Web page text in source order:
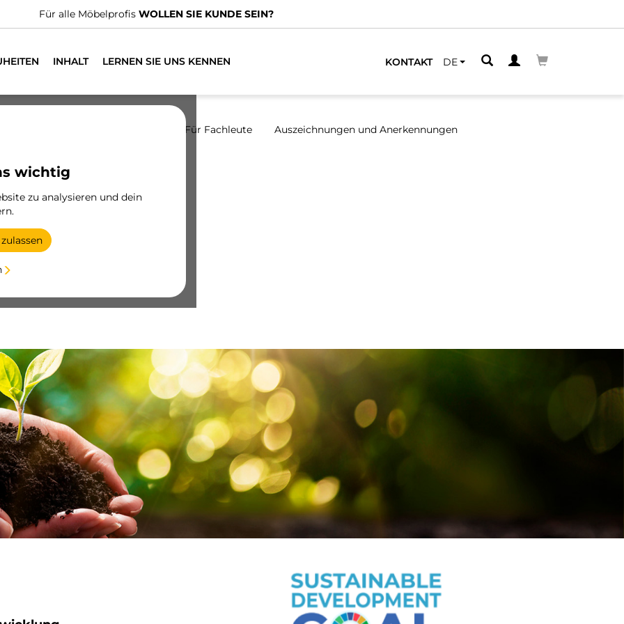
spezialisierte Vertriebshändler.FINDEN SIE DEN NÄCHSTGELEGENEN
INHALT LERNEN SIE UNS KENNEN KONTAKT DE
wichtig
zu analysieren und dein
Für Fachleute Auszeichnungen und Anerkennungen
und soziales
wachsen wollen (ESG-
als Organisation